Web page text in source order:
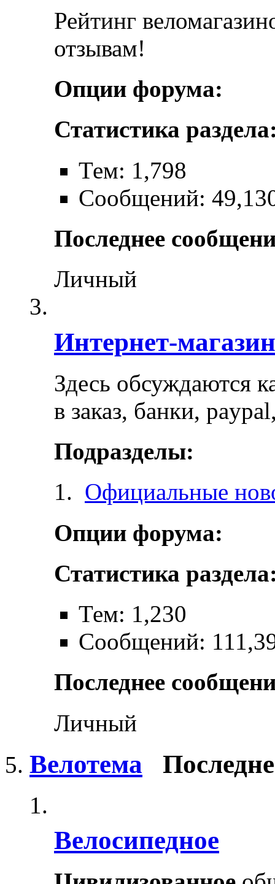
Рейтинг
отзывам!
Опции форума:
Статистика
Тем: 1,798
Сообщений:
Последнее
Личный
Интернет-
Здесь обсуждаются
в заказ, банки,
Подразделы:
Официальные
Опции форума:
Статистика
Тем: 1,230
Сообщений:
Последнее
Личный
Велотема
Велосипедное